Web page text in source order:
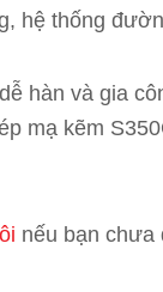
hệ thống
hàn và gia
mạ kẽm
nếu bạn chưa